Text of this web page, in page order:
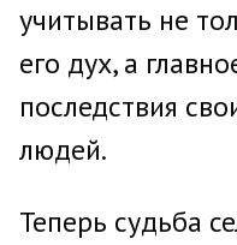
учитывать не
его дух, а
последствия
людей.
Теперь судьба